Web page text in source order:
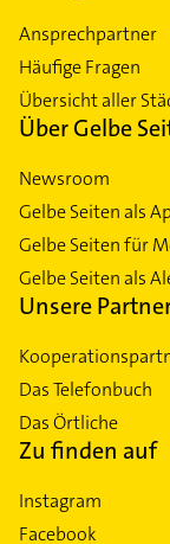
Ansprechpartner
Häufige Fragen
Übersicht aller
Über Gelbe
Newsroom
Gelbe Seiten als
Gelbe Seiten für
Gelbe Seiten als
Unsere
Das Telefonbuch
Das Örtliche
Zu finden auf
Instagram
Facebook